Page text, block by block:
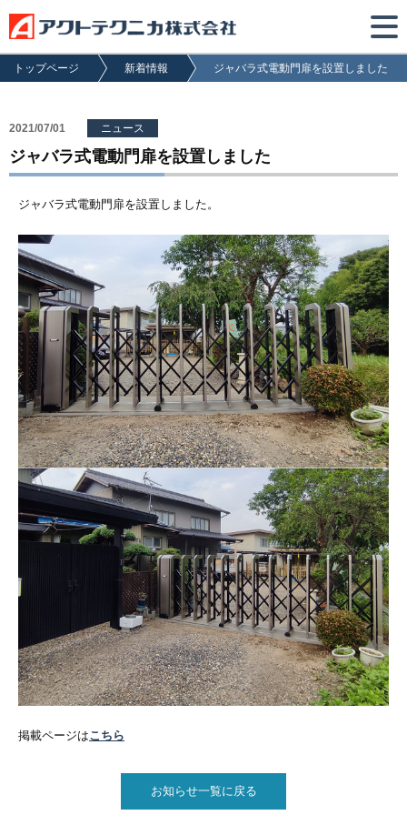
トップページ 新着情報 ジャバラ式電動門扉を設置しました
2021/07/01 ニュース
ジャバラ式電動門扉を設置しました
ジャバラ式電動門扉を設置しました。
掲載ページはこちら
お知らせ一覧に戻る